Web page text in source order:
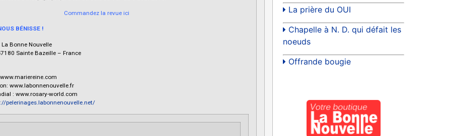
Commandez la revue ici
BÉNISSE !
Bonne Nouvelle
Sainte Bazeille – France
www.labonnenouvelle.fr
: www.rosary-world.com
pelerinages.labonnenouvelle.net/
La prière du OUI
Chapelle à N. D. qui défait les
noeuds
Offrande bougie